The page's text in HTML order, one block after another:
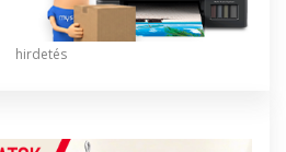
hirdetés